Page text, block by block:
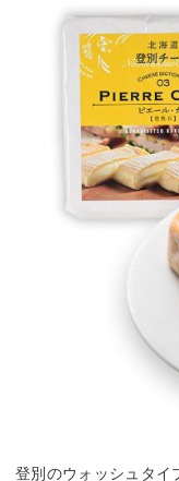
登別のウォッシュタイ